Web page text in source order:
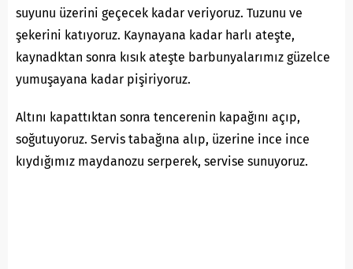
suyunu üzerini geçecek kadar veriyoruz. Tuzunu ve
şekerini katıyoruz. Kaynayana kadar harlı ateşte,
kaynadktan sonra kısık ateşte barbunyalarımız güzelce
yumuşayana kadar pişiriyoruz.
Altını kapattıktan sonra tencerenin kapağını açıp,
soğutuyoruz. Servis tabağına alıp, üzerine ince ince
kıydığımız maydanozu serperek, servise sunuyoruz.